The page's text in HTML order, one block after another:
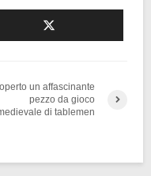
un affascinante
pezzo da gioco
di tablemen